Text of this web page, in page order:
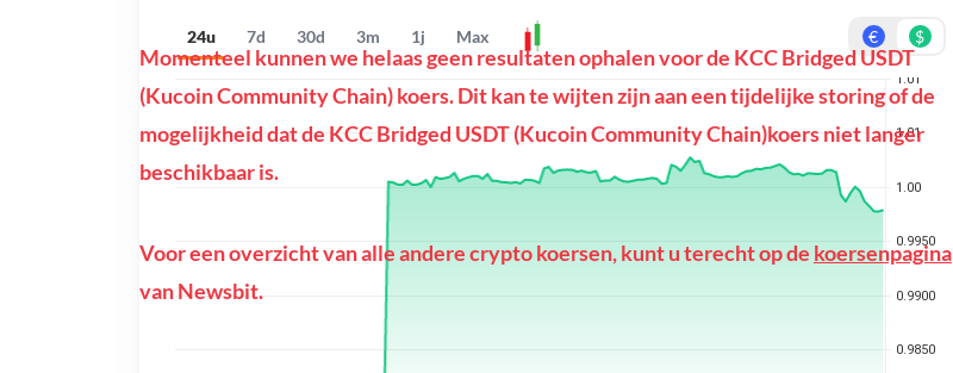
24u 7d 30d 3m 1j Max € $
Momenteel kunnen we helaas geen resultaten ophalen voor de KCC Bridged USDT
(Kucoin Community Chain) koers. Dit kan te wijten zijn aan een tijdelijke storing of de
mogelijkheid dat de KCC Bridged USDT (Kucoin Community Chain)koers niet langer
beschikbaar is.
Voor een overzicht van alle andere crypto koersen, kunt u terecht op de koersenpagina
van Newsbit.